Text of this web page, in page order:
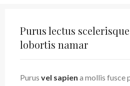
Purus lectus scelerisque
lobortis namar
Purus vel sapien a mollis fusce